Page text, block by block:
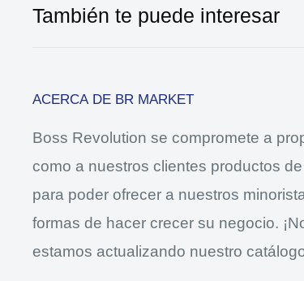
También te puede interesar
ACERCA DE BR MARKET
Boss Revolution se compromete a
como a nuestros clientes productos
para poder ofrecer a nuestros
formas de hacer crecer su negocio.
estamos actualizando nuestro